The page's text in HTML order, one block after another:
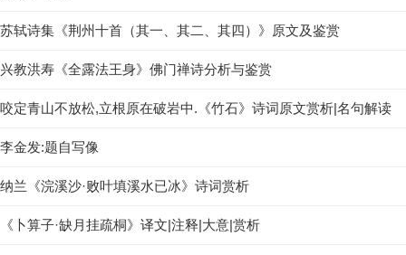
苏轼诗集《荆州十首（其一、其二、其四）》原文及鉴赏
兴教洪寿《全露法王身》佛门禅诗分析与鉴赏
咬定青山不放松,立根原在破岩中.《竹石》诗词原文赏析|名句解读
李金发:题自写像
纳兰《浣溪沙·败叶填溪水已冰》诗词赏析
《卜算子·缺月挂疏桐》译文|注释|大意|赏析